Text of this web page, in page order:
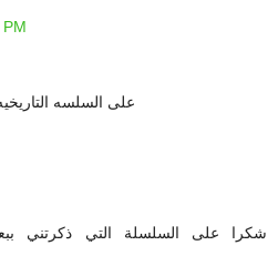
على السلسه
شكرا على السلسلة التي ذكرتني